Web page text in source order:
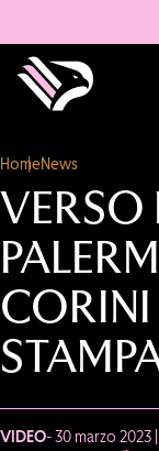
HomeNews
VERSO
CORINI
VIDEO- 30 marzo 2023